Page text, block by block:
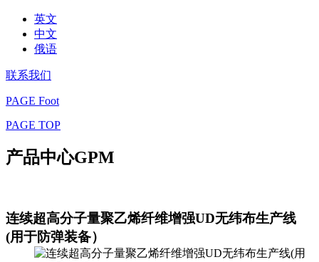
英文
中文
俄语
联系我们
PAGE Foot
PAGE TOP
产品中心GPM
连续超高分子量聚乙烯纤维增强UD无纬布生产线
(用于防弹装备）